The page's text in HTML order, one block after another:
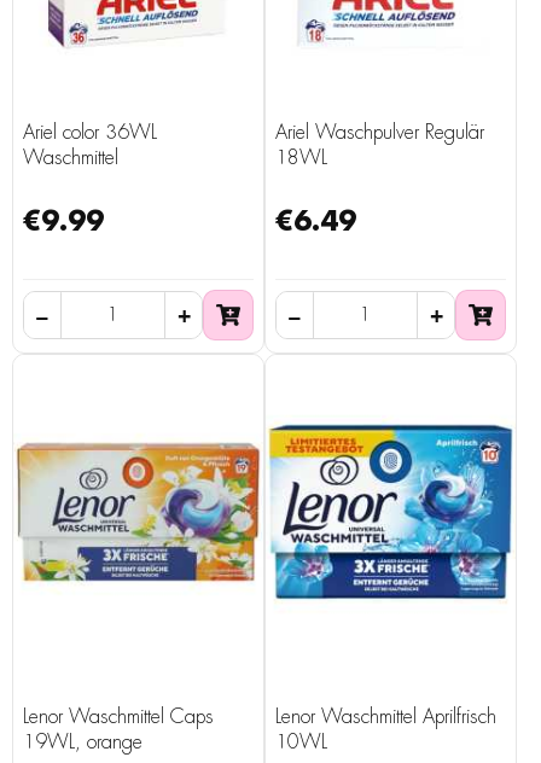
Ariel color 36WL
Waschmittel
€9.99
Ariel Waschpulver Regulär
18WL
€6.49
Lenor Waschmittel Caps
19WL, orange
Lenor Waschmittel Aprilfrisch
10WL